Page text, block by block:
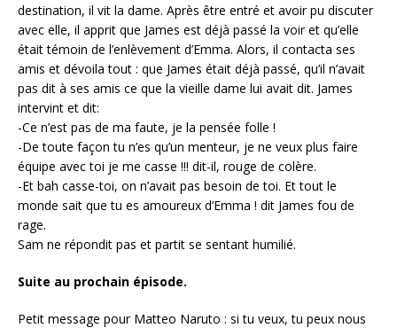
destination, il vit la dame. Après être entré et avoir pu discuter
avec elle, il apprit que James est déjà passé la voir et qu’elle
était témoin de l’enlèvement d’Emma. Alors, il contacta ses
amis et dévoila tout : que James était déjà passé, qu’il n’avait
pas dit à ses amis ce que la vieille dame lui avait dit. James
intervint et dit:
-Ce n’est pas de ma faute, je la pensée folle !
-De toute façon tu n’es qu’un menteur, je ne veux plus faire
équipe avec toi je me casse !!! dit-il, rouge de colère.
-Et bah casse-toi, on n’avait pas besoin de toi. Et tout le
monde sait que tu es amoureux d’Emma ! dit James fou de
rage.
Sam ne répondit pas et partit se sentant humilié.
Suite au prochain épisode.
Petit message pour Matteo Naruto : si tu veux, tu peux nous